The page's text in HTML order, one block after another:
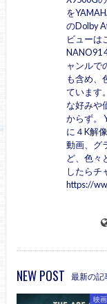
を
のDolby
ビューは
NANO91
ャンルで
も含め、
ています
な好みや
からず。
に４K解
動画、グ
ど、色々
したらチ
https://
NEW POST 最新の記
映